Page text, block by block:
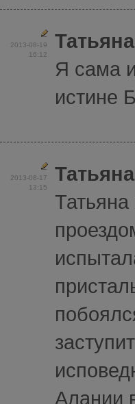
2013-08-19
16:12
Татьяна
Я сама
истине
2013-08-17
13:15
Алании